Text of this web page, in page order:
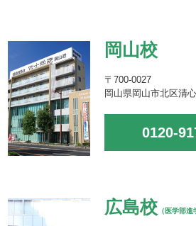
岡山校
〒700-0027
岡山県岡山市北区清
0120-
広島校 （医学部進